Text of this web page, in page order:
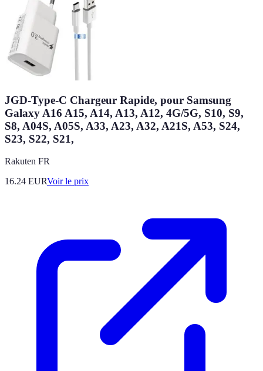
JGD-Type-C Chargeur Rapide, pour Samsung
Galaxy A16 A15, A14, A13, A12, 4G/5G, S10, S9,
S8, A04S, A05S, A33, A23, A32, A21S, A53, S24,
S23, S22, S21,
Rakuten FR
16.24 EURVoir le prix